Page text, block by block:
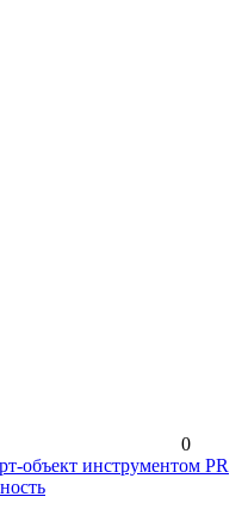
0
объект инструментом PR